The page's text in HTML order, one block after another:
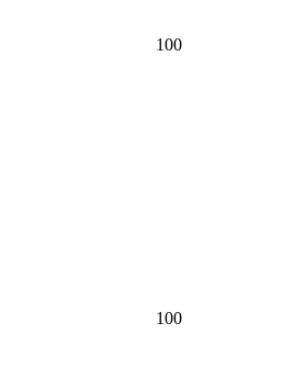
100
100